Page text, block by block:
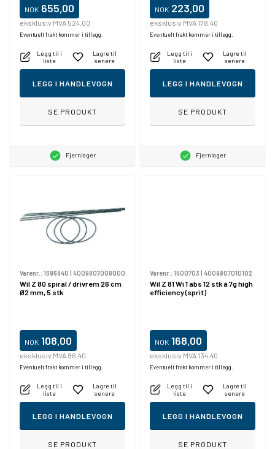
NOK 655,00
eksklusiv MVA 524,00
Eventuelt frakt kommer i tillegg.
Legg til i
liste
Lagre til
senere
LEGG I HANDLEVOGN
SE PRODUKT
Fjernlager
NOK 223,00
eksklusiv MVA 178,40
Eventuelt frakt kommer i tillegg.
Legg til i
liste
Lagre til
senere
LEGG I HANDLEVOGN
SE PRODUKT
Fjernlager
Varenr.: 1696840 | 4009807008000
Wil Z 80 spiral / drivrem 26 cm
Ø2 mm, 5 stk
NOK 108,00
eksklusiv MVA 86,40
Eventuelt frakt kommer i tillegg.
Legg til i
liste
Lagre til
senere
LEGG I HANDLEVOGN
SE PRODUKT
Varenr.: 1500703 | 4009807010102
Wil Z 81 WiTabs 12 stk á 7g high
efficiency (sprit)
NOK 168,00
eksklusiv MVA 134,40
Eventuelt frakt kommer i tillegg.
Legg til i
liste
Lagre til
senere
LEGG I HANDLEVOGN
SE PRODUKT